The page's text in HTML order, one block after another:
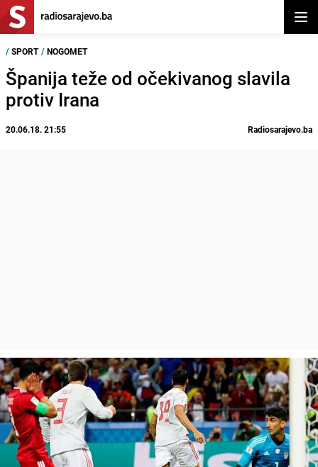
/ SPORT / NOGOMET
Španija teže od očekivanog slavila
protiv Irana
20.06.18. 21:55 Radiosarajevo.ba